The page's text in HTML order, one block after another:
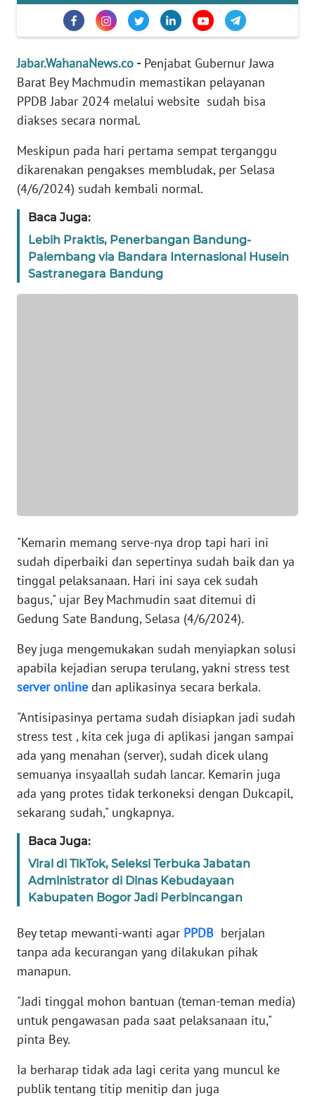
Jabar.WahanaNews.co -Penjabat Gubernur Jawa
Barat Bey Machmudin memastikan pelayanan
PPDB Jabar 2024 melalui website sudah bisa
diakses secara normal.
Meskipun pada hari pertama sempat terganggu
dikarenakan pengakses membludak, per Selasa
(4/6/2024) sudah kembali normal.
Baca Juga:
Lebih Praktis, Penerbangan Bandung-
Palembang via Bandara Internasional Husein
Sastranegara Bandung
"Kemarin memang serve-nya drop tapi hari ini
sudah diperbaiki dan sepertinya sudah baik dan ya
tinggal pelaksanaan. Hari ini saya cek sudah
bagus," ujar Bey Machmudin saat ditemui di
Gedung Sate Bandung, Selasa (4/6/2024).
Bey juga mengemukakan sudah menyiapkan solusi
apabila kejadian serupa terulang, yakni stress test
server online dan aplikasinya secara berkala.
"Antisipasinya pertama sudah disiapkan jadi sudah
stress test , kita cek juga di aplikasi jangan sampai
ada yang menahan (server), sudah dicek ulang
semuanya insyaallah sudah lancar. Kemarin juga
ada yang protes tidak terkoneksi dengan Dukcapil,
sekarang sudah," ungkapnya.
Baca Juga:
Viral di TikTok, Seleksi Terbuka Jabatan
Administrator di Dinas Kebudayaan
Kabupaten Bogor Jadi Perbincangan
Bey tetap mewanti-wanti agar PPDB berjalan
tanpa ada kecurangan yang dilakukan pihak
manapun.
"Jadi tinggal mohon bantuan (teman-teman media)
untuk pengawasan pada saat pelaksanaan itu,"
pinta Bey.
Ia berharap tidak ada lagi cerita yang muncul ke
publik tentang titip menitip dan juga
BERITA
KONTAK
KAMI
INFO
TENTANG
KAMI
MEDIA
SIBER
REDAKSI
JAKARTA
JABAR
WN
NTT
KEPRI
WN
PAPUA
WN
PAPUA
BARAT
WN
WN
SERAMBI
WN
JAMBI
SULTRA